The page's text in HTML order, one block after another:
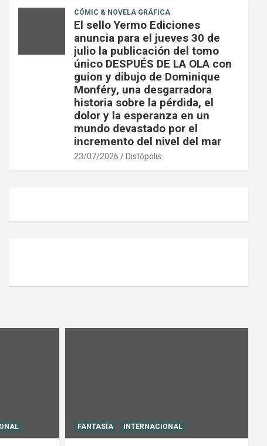
CÓMIC & NOVELA GRÁFICA
El sello Yermo Ediciones
anuncia para el jueves 30 de
julio la publicación del tomo
único DESPUÉS DE LA OLA con
guion y dibujo de Dominique
Monféry, una desgarradora
historia sobre la pérdida, el
dolor y la esperanza en un
mundo devastado por el
incremento del nivel del mar
23/07/2026 Distópolis
FANTASÍA INTERNACIONAL